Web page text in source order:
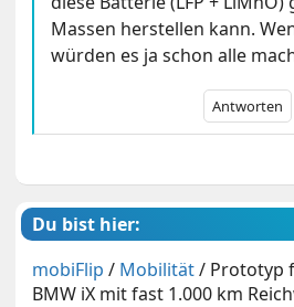
Massen herstellen kann.
würden es ja schon alle
Antworten
Du bist hier:
mobiFlip / Mobilität/ Prototyp
BMW iX mit fast 1.000 km